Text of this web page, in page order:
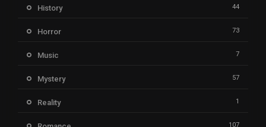
History 44
Horror 73
Music 7
Mystery 57
Reality 1
107